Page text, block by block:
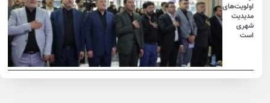
اولویت‌های
مدیدیت
شهری
است